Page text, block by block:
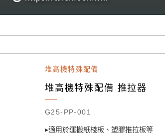
堆高機特殊配備
堆高機特殊配備 推拉器
G25-PP-001
▸適用於運搬紙棧板、塑膠推拉板等